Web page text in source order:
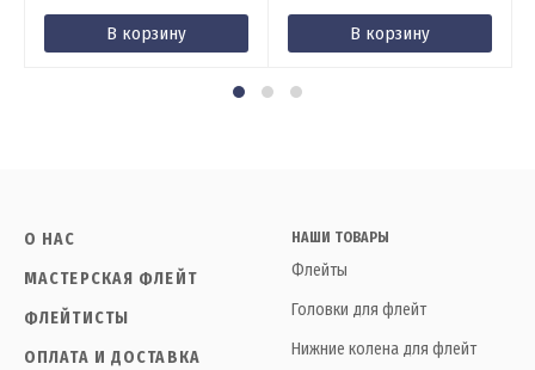
В корзину В корзину
О НАС
МАСТЕРСКАЯ ФЛЕЙТ
ФЛЕЙТИСТЫ
ОПЛАТА И ДОСТАВКА
НАШИ ТОВАРЫ
Флейты
Головки для флейт
Нижние колена для флейт